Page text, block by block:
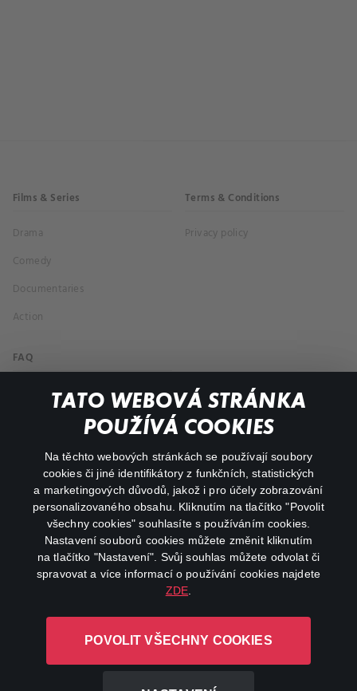
TATO WEBOVÁ STRÁNKA
POUŽÍVÁ COOKIES
Na těchto webových stránkách se používají soubory
cookies či jiné identifikátory z funkčních, statistických
a marketingových důvodů, jakož i pro účely zobrazování
personalizovaného obsahu. Kliknutím na tlačítko "Povolit
všechny cookies" souhlasíte s používáním cookies.
Nastavení souborů cookies můžete změnit kliknutím
na tlačítko "Nastavení". Svůj souhlas můžete odvolat či
spravovat a více informací o používání cookies najdete
ZDE
POVOLIT VŠECHNY COOKIES
Films & Series
Drama
Comedy
Documentaries
Action
Terms & Conditions
Privacy policy
FAQ
My profile
facebookinstagram
youtube
L-1246 Luxembourg R.C.S.